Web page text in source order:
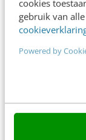
cookies
gebruik van
Powered by
Werken bij